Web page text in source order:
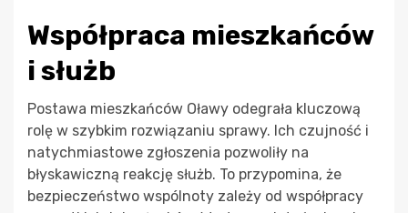
Współpraca mieszkańców
i służb
Postawa mieszkańców Oławy odegrała kluczową
rolę w szybkim rozwiązaniu sprawy. Ich czujność i
natychmiastowe zgłoszenia pozwoliły na
błyskawiczną reakcję służb. To przypomina, że
bezpieczeństwo wspólnoty zależy od współpracy